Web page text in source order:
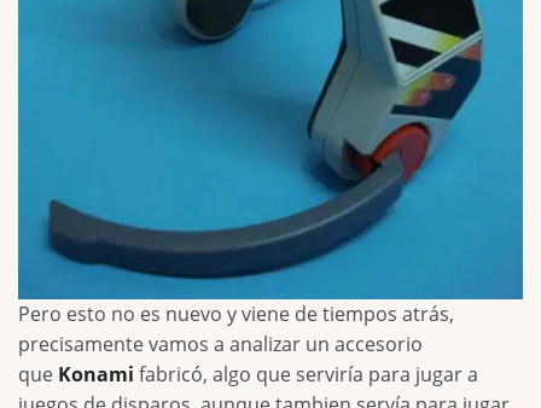
Pero esto no es nuevo y viene de tiempos atrás,
precisamente vamos a analizar un accesorio
que Konami fabricó, algo que serviría para jugar a